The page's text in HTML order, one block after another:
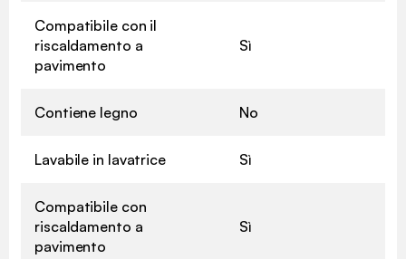
Compatibile con il
riscaldamento a
pavimento
Sì
Contiene legno No
Lavabile in lavatrice Sì
Compatibile con
riscaldamento a
pavimento
Sì